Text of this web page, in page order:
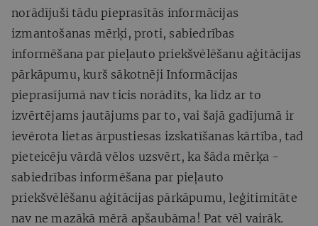
norādījuši tādu pieprasītās informācijas
izmantošanas mērķi, proti, sabiedrības
informēšana par pieļauto priekšvēlēšanu aģitācijas
pārkāpumu, kurš sākotnēji Informācijas
pieprasījumā nav ticis norādīts, ka līdz ar to
izvērtējams jautājums par to, vai šajā gadījumā ir
ievērota lietas ārpustiesas izskatīšanas kārtība, tad
pieteicēju vārdā vēlos uzsvērt, ka šāda mērķa -
sabiedrības informēšana par pieļauto
priekšvēlēšanu aģitācijas pārkāpumu, leģitimitāte
nav ne mazākā mērā apšaubāma! Pat vēl vairāk.